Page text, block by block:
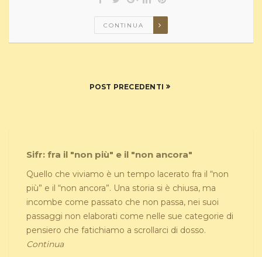
CONTINUA
POST PRECEDENTI
Sifr: fra il "non più" e il "non ancora"
Quello che viviamo è un tempo lacerato fra il “non
più” e il “non ancora”. Una storia si è chiusa, ma
incombe come passato che non passa, nei suoi
passaggi non elaborati come nelle sue categorie di
pensiero che fatichiamo a scrollarci di dosso.
Continua